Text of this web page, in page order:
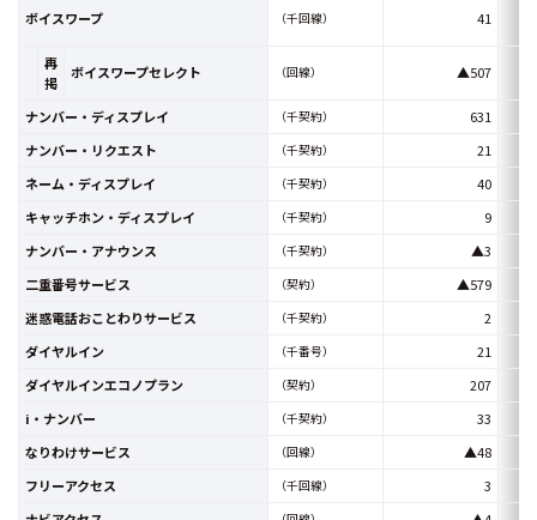
ボイスワープ （千回線） 41
再
掲
ボイスワープセレクト （回線） ▲507
ナンバー・ディスプレイ （千契約）
631
ナンバー・リクエスト
（千契約）
21
ネーム・ディスプレイ
（千契約）
40
キャッチホン・ディスプレイ
（千契約）
9
ナンバー・アナウンス
（千契約）
▲3
二重番号サービス
（契約）
▲579
迷惑電話おことわりサービス
（千契約）
2
ダイヤルイン
（千番号）
21
ダイヤルインエコノプラン
（契約）
207
i・ナンバー
（千契約）
33
なりわけサービス
（回線）
▲48
フリーアクセス
（千回線）
3